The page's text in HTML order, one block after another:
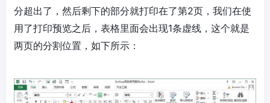
分超出了，然后剩下的部分就打印在了第2页，我们在使
用了打印预览之后，表格里面会出现1条虚线，这个就是
两页的分割位置，如下所示：